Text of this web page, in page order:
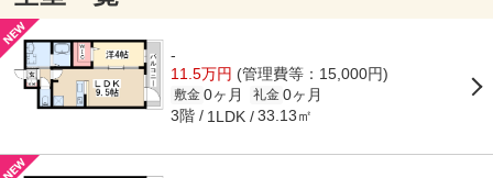
-
11.5万円 (管理費等：15,000円)
敷金 0ヶ月 礼金 0ヶ月
3階 1LDK 33.13㎡